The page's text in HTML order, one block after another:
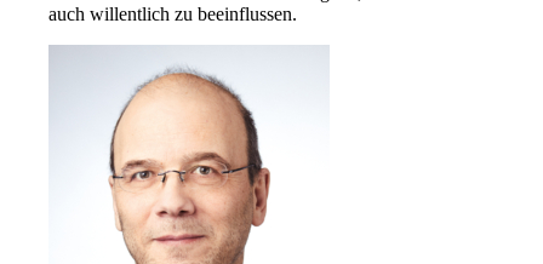
auch willentlich zu beeinflussen.